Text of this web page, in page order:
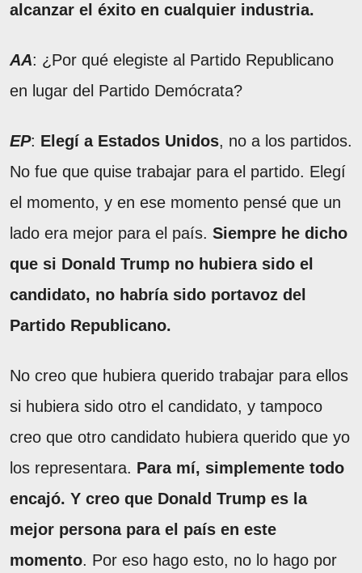
alcanzar el éxito en cualquier industria.
AA: ¿Por qué elegiste al Partido Republicano
en lugar del Partido Demócrata?
EP: Elegí a Estados Unidos, no a los partidos.
No fue que quise trabajar para el partido. Elegí
el momento, y en ese momento pensé que un
lado era mejor para el país. Siempre he dicho
que si Donald Trump no hubiera sido el
candidato, no habría sido portavoz del
Partido Republicano.
No creo que hubiera querido trabajar para ellos
si hubiera sido otro el candidato, y tampoco
creo que otro candidato hubiera querido que yo
los representara. Para mí, simplemente todo
encajó. Y creo que Donald Trump es la
mejor persona para el país en este
momento. Por eso hago esto, no lo hago por